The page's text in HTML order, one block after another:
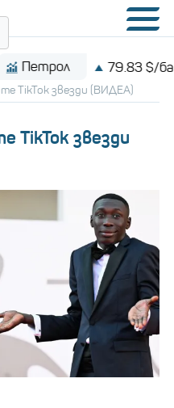
79.83 $/барел
TikTok звезди (ВИДЕА)
TikTok звезди